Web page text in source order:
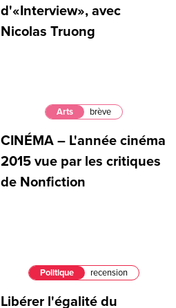
d'«Interview», avec
Nicolas Truong
Arts brève
CINÉMA – L'année cinéma
2015 vue par les critiques
de Nonfiction
Politique recension
Libérer l'égalité du